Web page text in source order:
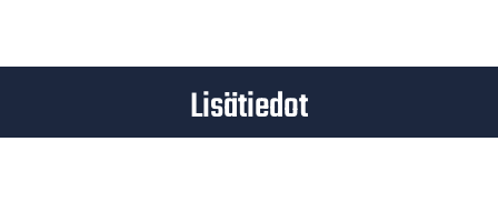
Lisätiedot